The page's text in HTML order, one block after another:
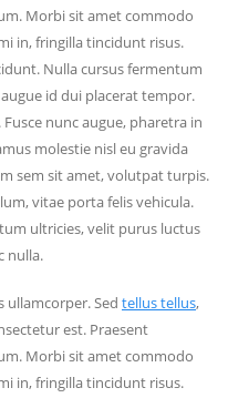
Morbi sit amet commodo
in, fringilla tincidunt risus.
Nulla cursus fermentum
id dui placerat tempor.
nunc augue, pharetra in
molestie nisl eu gravida
sem sit amet, volutpat turpis.
vitae porta felis vehicula.
ultricies, velit purus luctus
nulla.
ullamcorper. Sed tellus tellus,
est. Praesent
Morbi sit amet commodo
in, fringilla tincidunt risus.